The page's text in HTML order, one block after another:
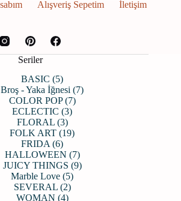
Alışveriş Sepetim İletişim
Seriler
BASIC
55
ürün
Broş - Yaka İğnesi 77
COLOR POP 77
ürün
ECLECTIC 33
FLORAL 33
ürün
FOLK ART 1919
FRIDA 66
ürün
HALLOWEEN 77
ürün
JUICY THINGS 99
Marble Love 55
ürün
SEVERAL 22
ürün
WOMAN 44